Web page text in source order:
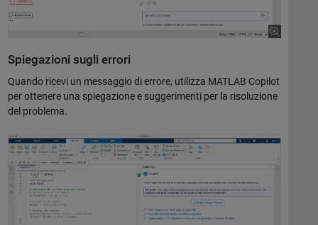
Spiegazioni sugli errori
Quando ricevi un messaggio di errore, utilizza MATLAB Copilot
per ottenere una spiegazione e suggerimenti per la risoluzione
del problema.